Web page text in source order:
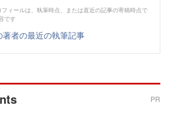
フィールは、執筆時点、または直近の記事の寄稿時点で
です
著者の最近の執筆記事
PR